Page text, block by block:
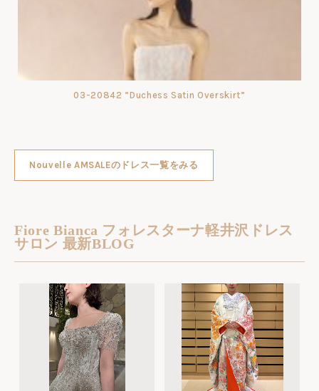
03-20842 “Duchess Satin Overskirt”
Nouvelle AMSALEのドレス一覧をみる
Fiore Bianca フォレスターナ軽井沢ドレス
サロン 最新BLOG